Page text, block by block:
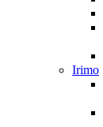
Irimo